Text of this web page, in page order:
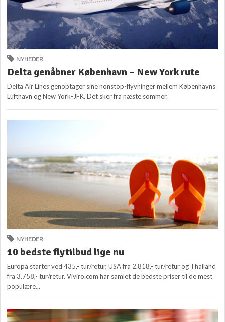
NYHEDER
Delta genåbner København – New York rute
Delta Air Lines genoptager sine nonstop-flyvninger mellem Københavns
Lufthavn og New York-JFK. Det sker fra næste sommer.
NYHEDER
10 bedste flytilbud lige nu
Europa starter ved 435,- tur/retur, USA fra 2.818,- tur/retur og Thailand
fra 3.758,- tur/retur. Viviro.com har samlet de bedste priser til de mest
populære...